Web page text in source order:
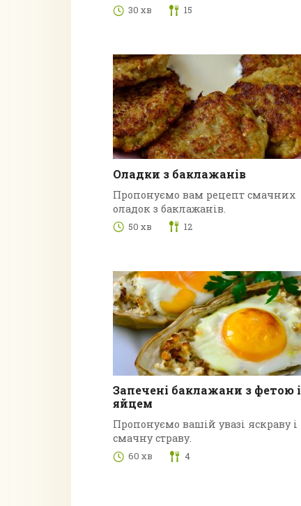
30 хв 15
Оладки з баклажанів
Пропонуємо вам рецепт смачних
оладок з баклажанів.
50 хв 12
Запечені баклажани з фетою і
яйцем
Пропонуємо вашій увазі яскраву і
смачну страву.
60 хв 4